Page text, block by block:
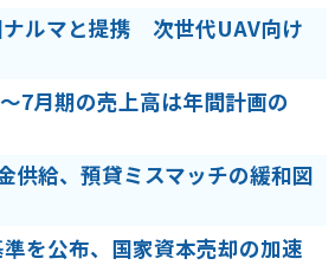
ナルマと提携 次世代UAV向け
7月期の売上高は年間計画の
供給、預貸ミスマッチの緩和図
を公布、国家資本売却の加速